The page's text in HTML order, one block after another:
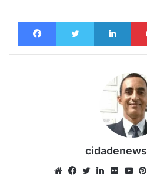
Facebook Twitter Linkedin